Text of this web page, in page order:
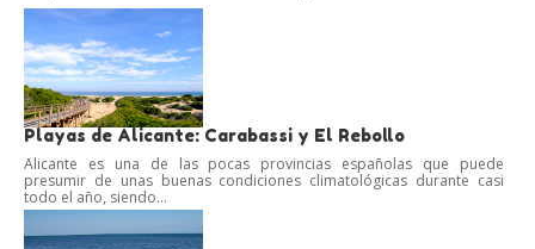
Playas de Alicante: Carabassi y El Rebollo
Alicante es una de las pocas provincias españolas que puede
presumir de unas buenas condiciones climatológicas durante casi
todo el año, siendo...